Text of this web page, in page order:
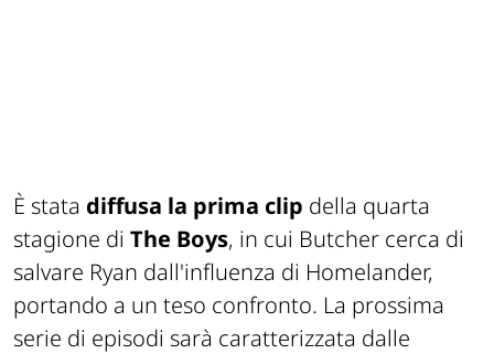
È stata diffusa la prima clip della quarta
stagione di The Boys, in cui Butcher cerca di
salvare Ryan dall'influenza di Homelander,
portando a un teso confronto. La prossima
serie di episodi sarà caratterizzata dalle